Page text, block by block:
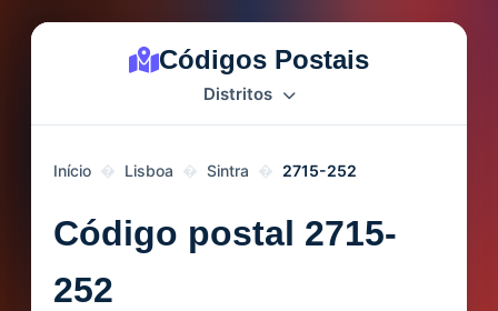
Códigos Postais
Distritos
Início Lisboa Sintra 2715-252
Código postal 2715-
252